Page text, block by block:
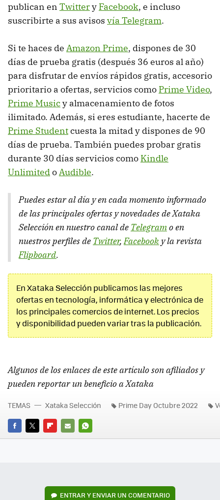
publican en Twittery Facebook, e incluso
suscribirte a sus avisos vía Telegram.
Si te haces de Amazon Prime, dispones de 30
días de prueba gratis (después 36 euros al año)
para disfrutar de envíos rápidos gratis, accesorio
prioritario a ofertas, servicios como Prime Video,
Prime Musicy almacenamiento de fotos
ilimitado. Además, si eres estudiante, hacerte de
Prime Studentcuesta la mitad y dispones de 90
días de prueba. También puedes probar gratis
durante 30 días servicios como Kindle
UnlimitedoAudible.
Puedes estar al día y en cada momento informado
de las principales ofertas y novedades de Xataka
Selección en nuestro canal de Telegramo en
nuestros perfiles de Twitter,Facebook y la revista
Flipboard.
En Xataka Selección publicamos las mejores
ofertas en tecnología, informática y electrónica de
los principales comercios de internet. Los precios
y disponibilidad pueden variar tras la publicación.
Algunos de los enlaces de este artículo son afiliados y
pueden reportar un beneficio a Xataka
FACEBOOK
TWITTERFLIPBOARD
E-
WHATSAPP
TEMAS Xataka Selección Prime Day Octubre 2022
ENTRAR Y ENVIAR UN COMENTARIO